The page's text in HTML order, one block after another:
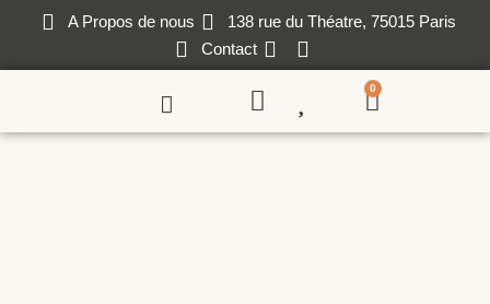
A Propos de nous
138 rue du Théatre, 75015 Paris
Contact
0